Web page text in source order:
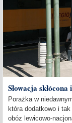
Słowacja
Porażka w
która dodatkowo i
obóz lewicowo-